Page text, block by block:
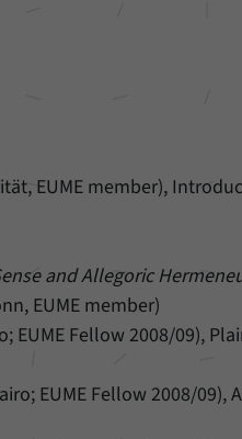
EUME member),
and Allegoric
EUME member)
EUME Fellow 2008/09),
EUME Fellow 2008/